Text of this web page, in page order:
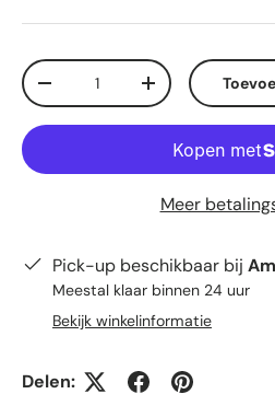
Aantal
Verlaag de hoeveelheid
Verhoog de
Meer
Pick-up beschikbaar bij
Meestal klaar binnen 24 uur
Bekijk winkelinformatie
Delen: